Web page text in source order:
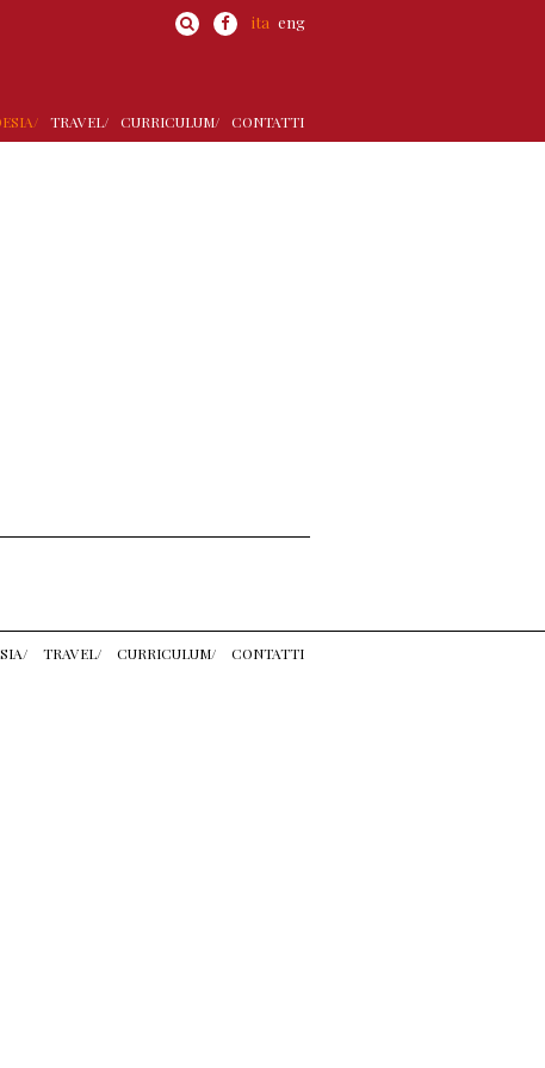
ita eng
TRAVEL/ CURRICULUM/ CONTATTI
TRAVEL/ CURRICULUM/ CONTATTI